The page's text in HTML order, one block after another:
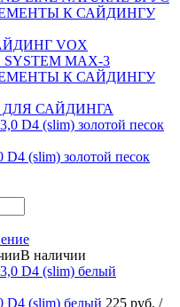
К САЙДИНГУ
VOX
MAX-3
К САЙДИНГУ
САЙДИНГА
(slim) золотой песок
В наличии
D4 (slim) белый 225 руб. /